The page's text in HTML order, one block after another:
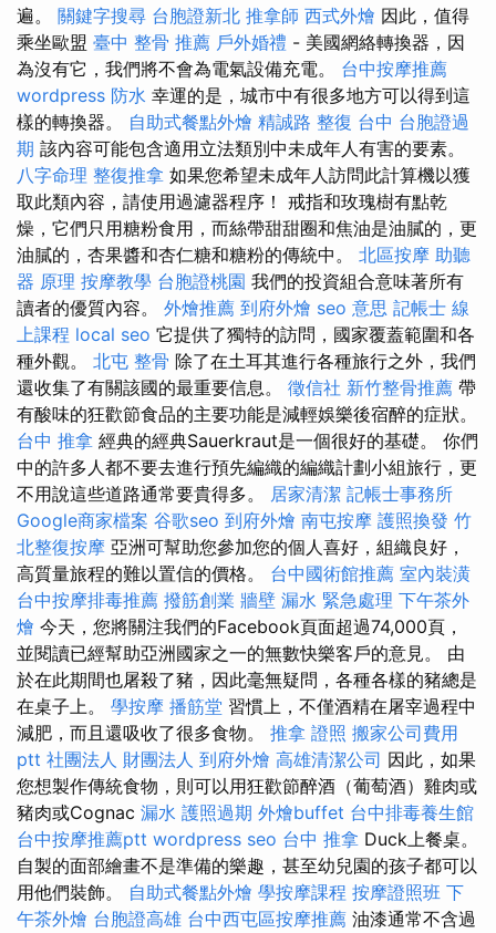
遍。 關鍵字搜尋 台胞證新北 推拿師 西式外燴 因此，值得
乘坐歐盟 臺中 整骨 推薦 戶外婚禮 - 美國網絡轉換器，因
為沒有它，我們將不會為電氣設備充電。 台中按摩推薦
wordpress 防水 幸運的是，城市中有很多地方可以得到這
樣的轉換器。 自助式餐點外燴 精誠路 整復 台中 台胞證過
期 該內容可能包含適用立法類別中未成年人有害的要素。
八字命理 整復推拿 如果您希望未成年人訪問此計算機以獲
取此類內容，請使用過濾器程序！ 戒指和玫瑰樹有點乾
燥，它們只用糖粉食用，而絲帶甜甜圈和焦油是油膩的，更
油膩的，杏果醬和杏仁糖和糖粉的傳統中。 北區按摩 助聽
器 原理 按摩教學 台胞證桃園 我們的投資組合意味著所有
讀者的優質內容。 外燴推薦 到府外燴 seo 意思 記帳士 線
上課程 local seo 它提供了獨特的訪問，國家覆蓋範圍和各
種外觀。 北屯 整骨 除了在土耳其進行各種旅行之外，我們
還收集了有關該國的最重要信息。 徵信社 新竹整骨推薦 帶
有酸味的狂歡節食品的主要功能是減輕娛樂後宿醉的症狀。
台中 推拿 經典的經典Sauerkraut是一個很好的基礎。 你們
中的許多人都不要去進行預先編織的編織計劃小組旅行，更
不用說這些道路通常要貴得多。 居家清潔 記帳士事務所
Google商家檔案 谷歌seo 到府外燴 南屯按摩 護照換發 竹
北整復按摩 亞洲可幫助您參加您的個人喜好，組織良好，
高質量旅程的難以置信的價格。 台中國術館推薦 室內裝潢
台中按摩排毒推薦 撥筋創業 牆壁 漏水 緊急處理 下午茶外
燴 今天，您將關注我們的Facebook頁面超過74,000頁，
並閱讀已經幫助亞洲國家之一的無數快樂客戶的意見。 由
於在此期間也屠殺了豬，因此毫無疑問，各種各樣的豬總是
在桌子上。 學按摩 播筋堂 習慣上，不僅酒精在屠宰過程中
減肥，而且還吸收了很多食物。 推拿 證照 搬家公司費用
ptt 社團法人 財團法人 到府外燴 高雄清潔公司 因此，如果
您想製作傳統食物，則可以用狂歡節醉酒（葡萄酒）雞肉或
豬肉或Cognac 漏水 護照過期 外燴buffet 台中排毒養生館
台中按摩推薦ptt wordpress seo 台中 推拿 Duck上餐桌。
自製的面部繪畫不是準備的樂趣，甚至幼兒園的孩子都可以
用他們裝飾。 自助式餐點外燴 學按摩課程 按摩證照班 下
午茶外燴 台胞證高雄 台中西屯區按摩推薦 油漆通常不含過